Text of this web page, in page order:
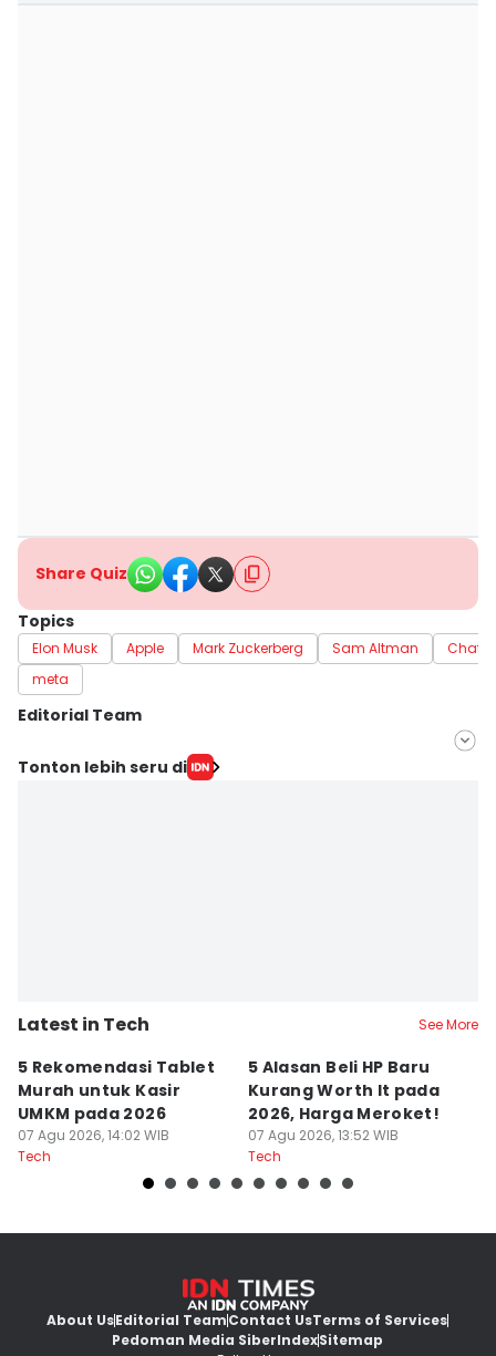
Share Quiz
Topics
Elon Musk Apple Mark Zuckerberg Sam Altman
meta
Editorial Team
Editor
Tonton lebih seru di
Latest in Tech See More
5 Rekomendasi Tablet
Murah untuk Kasir
UMKM pada 2026
07 Agu 2026, 14:02 WIB
Tech
5 Alasan Beli HP Baru
Kurang Worth It pada
2026, Harga Meroket!
07 Agu 2026, 13:52 WIB
Tech
About UsEditorial TeamContact UsTerms of Services
Pedoman Media SiberIndexSitemap